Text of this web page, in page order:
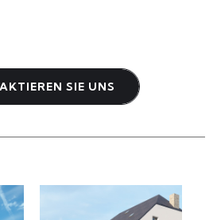
SIE UNS